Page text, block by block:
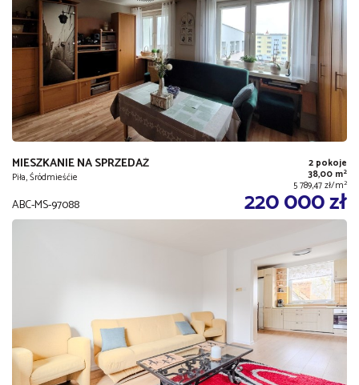
MIESZKANIE NA SPRZEDAŻ
Piła, Śródmieśćie
2 pokoje
38,00 m2
5 789,47 zł/m2
ABC-MS-97088 220 000 zł